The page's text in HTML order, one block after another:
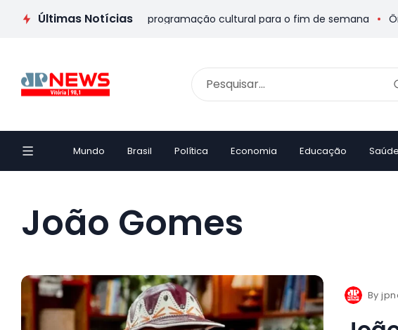
Últimas Notícias
no ES: veja passeios e programação cultural para o fim de semana
Mundo Brasil Política Economia Educação Saúde
João Gomes
By